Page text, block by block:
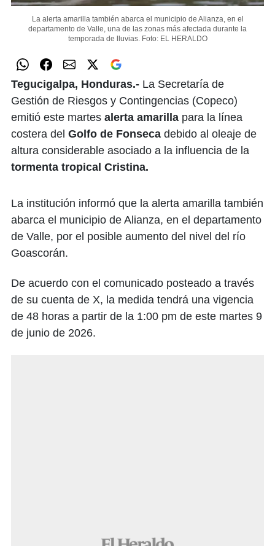
La alerta amarilla también abarca el municipio de Alianza, en el
departamento de Valle, una de las zonas más afectada durante la
temporada de lluvias. Foto: EL HERALDO
Tegucigalpa, Honduras.- La Secretaría de
Gestión de Riesgos y Contingencias (Copeco)
emitió este martes alerta amarilla para la línea
costera del Golfo de Fonseca debido al oleaje de
altura considerable asociado a la influencia de la
tormenta tropical Cristina.
La institución informó que la alerta amarilla también
abarca el municipio de Alianza, en el departamento
de Valle, por el posible aumento del nivel del río
Goascorán.
De acuerdo con el comunicado posteado a través
de su cuenta de X, la medida tendrá una vigencia
de 48 horas a partir de la 1:00 pm de este martes 9
de junio de 2026.